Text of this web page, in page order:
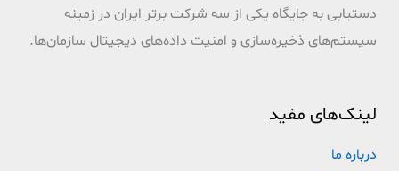
دستیابی به جایگاه یکی از سه شرکت برتر ایران در زمینه
سیستم‌های ذخیره‌سازی و امنیت داده‌های دیجیتال سازمان‌ها.
لینک‌های مفید
درباره ما